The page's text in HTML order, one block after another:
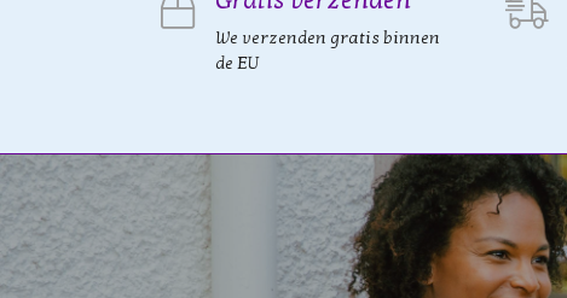
We verzenden gratis binnen
de EU